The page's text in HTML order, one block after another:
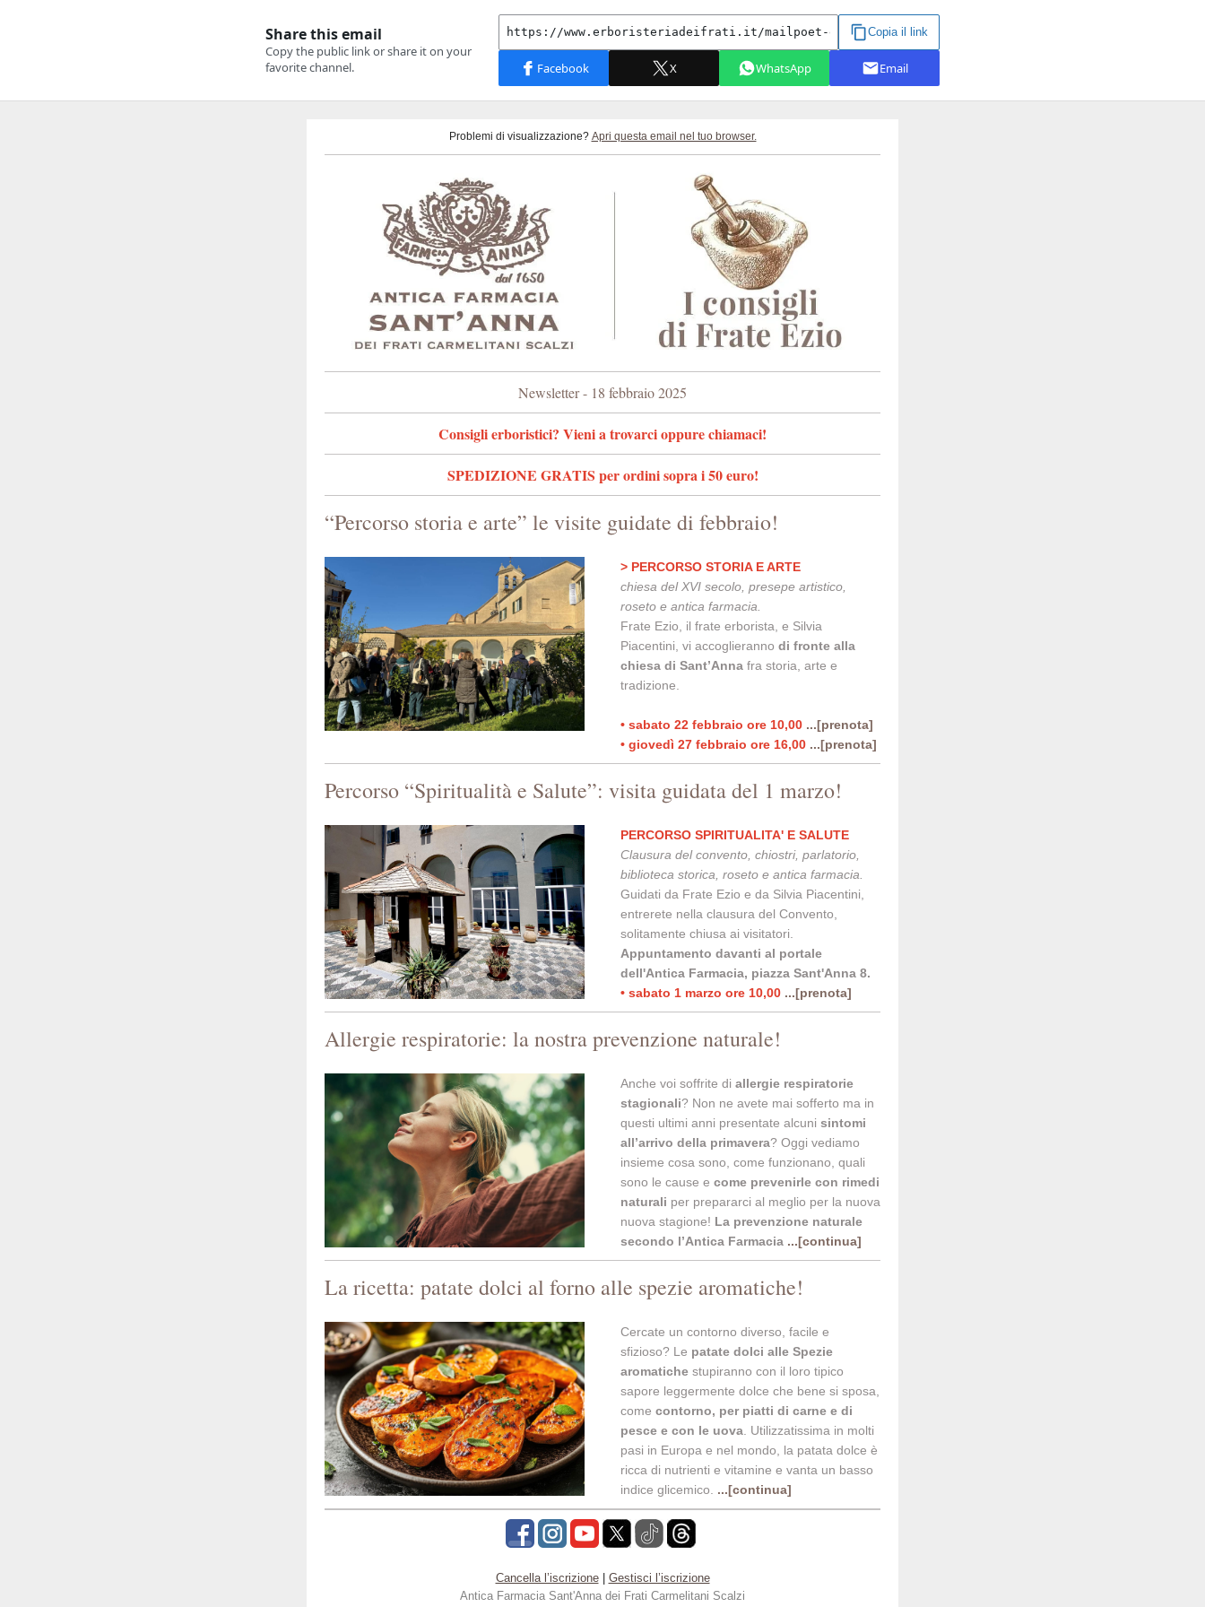
Problemi di visualizzazione? Apri questa email nel tuo browser.
Newsletter - 18 febbraio 2025
Consigli erboristici? Vieni a trovarci oppure chiamaci!
SPEDIZIONE GRATIS per ordini sopra i 50 euro!
“Percorso storia e arte” le visite guidate di febbraio!
> PERCORSO STORIA E ARTE
chiesa del XVI secolo, presepe artistico,
roseto e antica farmacia.
Frate Ezio, il frate erborista, e Silvia
Piacentini, vi accoglieranno di fronte alla
chiesa di Sant’Anna fra storia, arte e
tradizione.
• sabato 22 febbraio ore 10,00 ...[prenota]
• giovedì 27 febbraio ore 16,00 ...[prenota]
Percorso “Spiritualità e Salute”: visita guidata del 1 marzo!
PERCORSO SPIRITUALITA' E SALUTE
Clausura del convento, chiostri, parlatorio,
biblioteca storica, roseto e antica farmacia.
Guidati da Frate Ezio e da Silvia Piacentini,
entrerete nella clausura del Convento,
solitamente chiusa ai visitatori.
Appuntamento davanti al portale
dell'Antica Farmacia, piazza Sant'Anna 8.
• sabato 1 marzo ore 10,00 ...[prenota]
Allergie respiratorie: la nostra prevenzione naturale!
Anche voi soffrite di allergie respiratorie
stagionali? Non ne avete mai sofferto ma in
questi ultimi anni presentate alcuni sintomi
all’arrivo della primavera? Oggi vediamo
insieme cosa sono, come funzionano, quali
sono le cause e come prevenirle con rimedi
naturali per prepararci al meglio per la nuova
nuova stagione! La prevenzione naturale
secondo l’Antica Farmacia ...[continua]
La ricetta: patate dolci al forno alle spezie aromatiche!
Cercate un contorno diverso, facile e
sfizioso? Le patate dolci alle Spezie
aromatiche stupiranno con il loro tipico
sapore leggermente dolce che bene si sposa,
come contorno, per piatti di carne e di
pesce e con le uova . Utilizzatissima in molti
pasi in Europa e nel mondo, la patata dolce è
ricca di nutrienti e vitamine e vanta un basso
indice glicemico.
...[continua]
Cancella l’iscrizione| Gestisci l’iscrizione
Antica Farmacia Sant'Anna dei Frati Carmelitani Scalzi